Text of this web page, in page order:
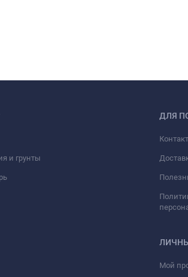
и грунты
ДЛЯ
Мой